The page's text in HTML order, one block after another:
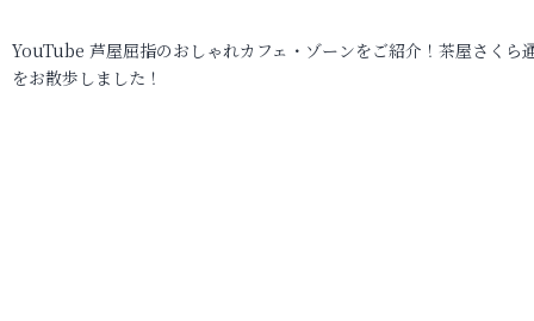
YouTube 芦屋屈指のおしゃれカフェ・ゾーンをご紹介！茶屋さくら
をお散歩しました！